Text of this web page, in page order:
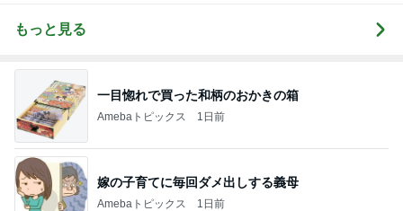
もっと見る
一目惚れで買った和柄のおかきの箱
Amebaトピックス 1日前
嫁の子育てに毎回ダメ出しする義母
Amebaトピックス 1日前